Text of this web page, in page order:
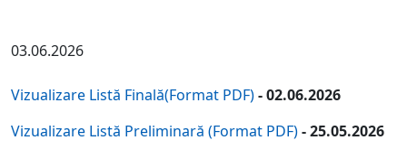
03.06.2026
Vizualizare Listă Finală(Format PDF)- 02.06.2026
Vizualizare Listă Preliminară (Format PDF)- 25.05.2026